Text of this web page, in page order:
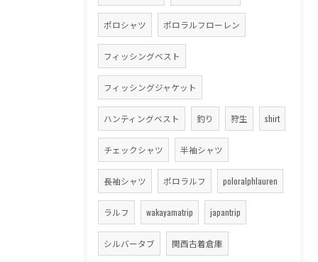
ポロシャツ ポロラルフローレン
フィッシングベスト
フィッシングジャケット
ハンティングベスト 釣り 狩生 shirt
チェックシャツ 半袖シャツ
長袖シャツ ポロラルフ poloralphlauren
ラルフ wakayamatrip japantrip
シルバータブ 関西古着倉庫